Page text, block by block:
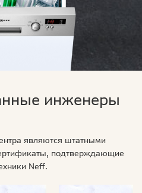
инженеры
являются штатными
подтверждающие
Neff.